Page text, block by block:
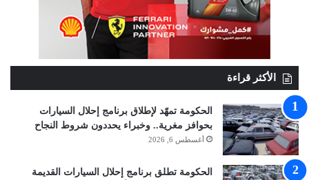
الأكثر قراءة
الحكومة تمهّد لإطلاق برنامج إحلال السيارات
بحوافز مغرية.. وخبراء يحددون شروط النجاح
أغسطس 6, 2026
الحكومة تطلق برنامج إحلال السيارات القديمة